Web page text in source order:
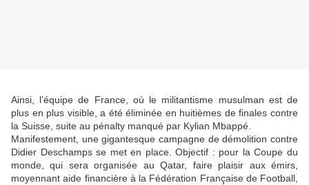
Ainsi, l’équipe de France, où le militantisme musulman est de
plus en plus visible, a été éliminée en huitièmes de finales contre
la Suisse, suite au pénalty manqué par Kylian Mbappé.
Manifestement, une gigantesque campagne de démolition contre
Didier Deschamps se met en place. Objectif : pour la Coupe du
monde, qui sera organisée au Qatar, faire plaisir aux émirs,
moyennant aide financière à la Fédération Française de Football,